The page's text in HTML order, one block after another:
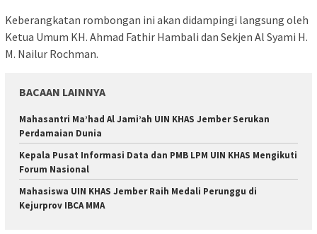
Keberangkatan rombongan ini akan didampingi langsung oleh
Ketua Umum KH. Ahmad Fathir Hambali dan Sekjen Al Syami H.
M. Nailur Rochman.
BACAAN LAINNYA
Mahasantri Ma’had Al Jami’ah UIN KHAS Jember Serukan
Perdamaian Dunia
Kepala Pusat Informasi Data dan PMB LPM UIN KHAS Mengikuti
Forum Nasional
Mahasiswa UIN KHAS Jember Raih Medali Perunggu di
Kejurprov IBCA MMA